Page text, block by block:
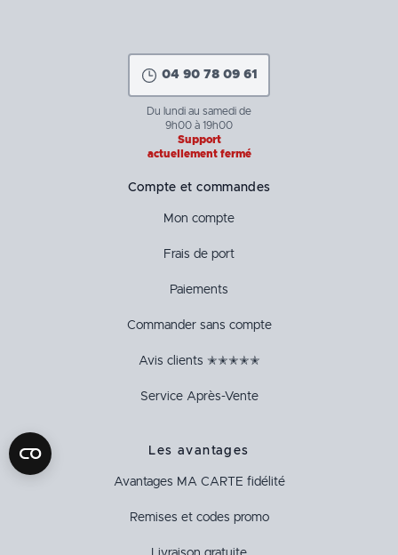
04 90 78 09 61
Du lundi au samedi de
9h00 à 19h00
Support
actuellement fermé
Compte et commandes
Mon compte
Frais de port
Paiements
Commander sans compte
Avis clients ✭✭✭✭✭
Service Après-Vente
Les avantages
Avantages MA CARTE fidélité
Remises et codes promo